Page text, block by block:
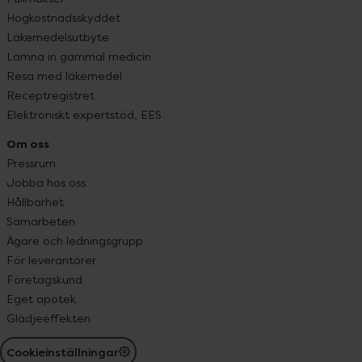
Högkostnadsskyddet
Läkemedelsutbyte
Lämna in gammal medicin
Resa med läkemedel
Receptregistret
Elektroniskt expertstöd, EES
Om oss
Pressrum
Jobba hos oss
Hållbarhet
Samarbeten
Ägare och ledningsgrupp
För leverantörer
Företagskund
Eget apotek
Glädjeeffekten
Cookieinställningar